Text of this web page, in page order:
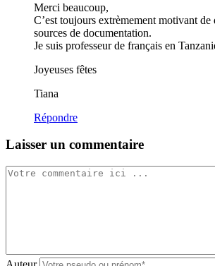
Merci beaucoup,
C’est toujours extrèmement motivant
sources de documentation.
Je suis professeur de français en
Joyeuses fêtes
Tiana
Répondre
Laisser un commentaire